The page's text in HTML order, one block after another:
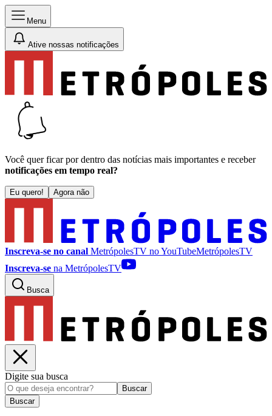
Menu
Ative nossas notificações
Você quer ficar por dentro das notícias mais importantes e receber
notificações em tempo real?
Eu quero! Agora não
Inscreva-se no canal MetrópolesTV noYouTubeMetrópolesTV
Inscreva-se na MetrópolesTV
Busca
Digite sua busca
Buscar
Buscar